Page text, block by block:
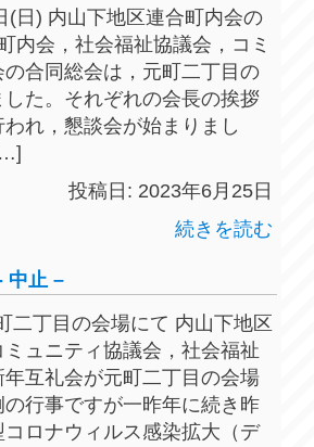
(日) 内山下地区連合町内会の
内会，社会福祉協議会，コミ
の合同総会は，元町二丁目の
た。それぞれの会長の挨拶
れ，懇談会が始まりまし
投稿日: 2023年6月25日
続きを読む
止 –
二丁目の会場にて 内山下地区
ュニティ協議会，社会福祉
互礼会が元町二丁目の会場
行事ですが一昨年に続き昨
ロナウィルス感染拡大（デ